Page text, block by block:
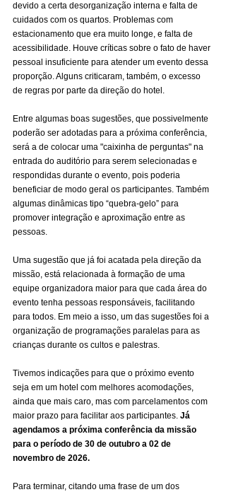
devido a certa desorganização interna e falta de
cuidados com os quartos. Problemas com
estacionamento que era muito longe, e falta de
acessibilidade. Houve críticas sobre o fato de haver
pessoal insuficiente para atender um evento dessa
proporção. Alguns criticaram, também, o excesso
de regras por parte da direção do hotel.
Entre algumas boas sugestões, que possivelmente
poderão ser adotadas para a próxima conferência,
será a de colocar uma "caixinha de perguntas" na
entrada do auditório para serem selecionadas e
respondidas durante o evento, pois poderia
beneficiar de modo geral os participantes. Também
algumas dinâmicas tipo “quebra-gelo” para
promover integração e aproximação entre as
pessoas.
Uma sugestão que já foi acatada pela direção da
missão, está relacionada à formação de uma
equipe organizadora maior para que cada área do
evento tenha pessoas responsáveis, facilitando
para todos. Em meio a isso, um das sugestões foi a
organização de programações paralelas para as
crianças durante os cultos e palestras.
Tivemos indicações para que o próximo evento
seja em um hotel com melhores acomodações,
ainda que mais caro, mas com parcelamentos com
maior prazo para facilitar aos participantes. Já
agendamos a próxima conferência da missão
para o período de 30 de outubro a 02 de
novembro de 2026.
Para terminar, citando uma frase de um dos